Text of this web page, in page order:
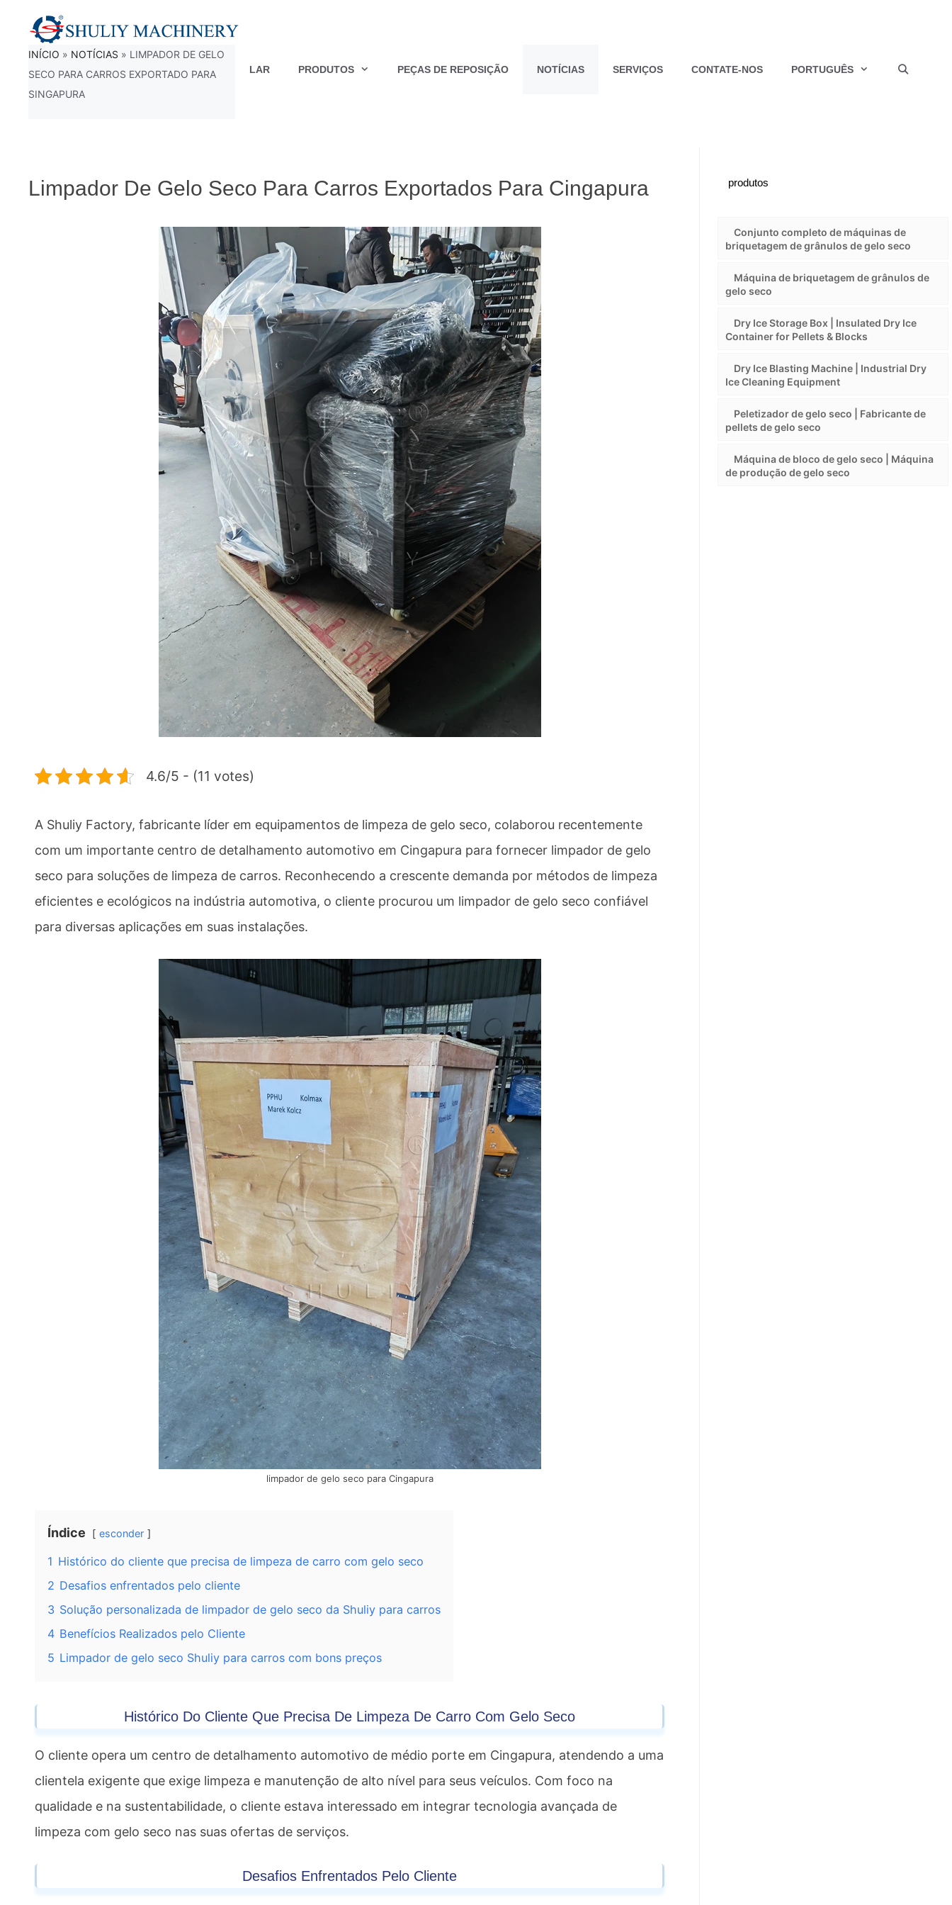
conteúdo
LAR PRODUTOS PEÇAS DE REPOSIÇÃO NOTÍCIAS SERVIÇOS CONTATE-NOS PORTUGUÊS
INÍCIO » NOTÍCIAS » LIMPADOR DE GELO
SECO PARA CARROS EXPORTADO PARA
SINGAPURA
Limpador De Gelo Seco Para Carros Exportados Para Cingapura
4.6/5 - (11 votes)
A Shuliy Factory, fabricante líder em equipamentos de limpeza de gelo seco, colaborou recentemente
com um importante centro de detalhamento automotivo em Cingapura para fornecer limpador de gelo
seco para soluções de limpeza de carros. Reconhecendo a crescente demanda por métodos de limpeza
eficientes e ecológicos na indústria automotiva, o cliente procurou um limpador de gelo seco confiável
para diversas aplicações em suas instalações.
limpador de gelo seco para Cingapura
Índice esconder
1 Histórico do cliente que precisa de limpeza de carro com gelo seco
2 Desafios enfrentados pelo cliente
3 Solução personalizada de limpador de gelo seco da Shuliy para carros
4 Benefícios Realizados pelo Cliente
5 Limpador de gelo seco Shuliy para carros com bons preços
Histórico Do Cliente Que Precisa De Limpeza De Carro Com Gelo Seco
O cliente opera um centro de detalhamento automotivo de médio porte em Cingapura, atendendo a uma
clientela exigente que exige limpeza e manutenção de alto nível para seus veículos. Com foco na
qualidade e na sustentabilidade, o cliente estava interessado em integrar tecnologia avançada de
limpeza com gelo seco nas suas ofertas de serviços.
Desafios Enfrentados Pelo Cliente
produtos
Conjunto completo de máquinas de
briquetagem de grânulos de gelo seco
Máquina de briquetagem de grânulos de
gelo seco
Dry Ice Storage Box | Insulated Dry Ice
Container for Pellets & Blocks
Dry Ice Blasting Machine | Industrial Dry
Ice Cleaning Equipment
Peletizador de gelo seco | Fabricante de
pellets de gelo seco
Máquina de bloco de gelo seco | Máquina
de produção de gelo seco